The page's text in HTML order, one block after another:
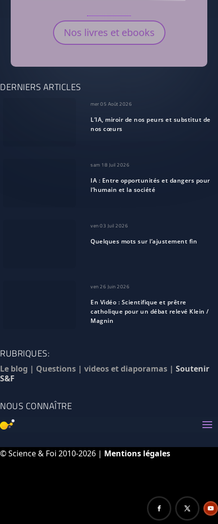
Nos livres et ebooks
DERNIERS ARTICLES
mer 05 Août 2026
L’IA, miroir de nos peurs et substitut de
nos cœurs
sam 18 Juil 2026
IA : Entre opportunités et dangers pour
l’humain et la société
ven 03 Juil 2026
Quelques mots sur l’ajustement fin
ven 26 Juin 2026
En Vidéo : Scientifique et prêtre
catholique pour un débat relevé Klein /
Magnin
RUBRIQUES:
Le blog | Questions | videos et diaporamas | Soutenir
S&F
NOUS CONNAÎTRE
© Science & Foi 2010-2026 | Mentions légales